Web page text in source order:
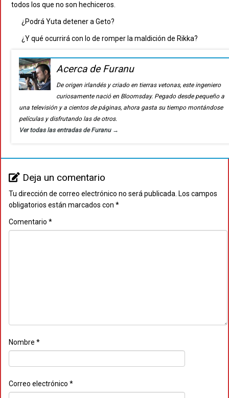
todos los que no son hechiceros.
¿Podrá Yuta detener a Geto?
¿Y qué ocurrirá con lo de romper la maldición de Rikka?
Acerca de Furanu
De origen irlandés y criado en tierras vetonas, este ingeniero
curiosamente nació en Bloomsday. Pegado desde pequeño a
una televisión y a cientos de páginas, ahora gasta su tiempo montándose
películas y disfrutando las de otros.
Ver todas las entradas de Furanu →
Deja un comentario
Tu dirección de correo electrónico no será publicada. Los campos
obligatorios están marcados con *
Comentario *
Nombre *
Correo electrónico *